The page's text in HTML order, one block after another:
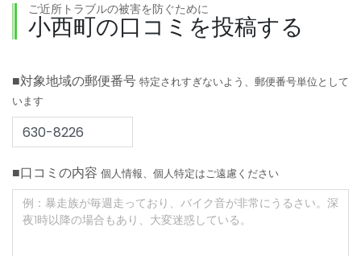
ご近所トラブルの被害を防ぐために
小西町の口コミを投稿する
■対象地域の郵便番号 特定されすぎないよう、郵便番号単位として
います
■口コミの内容 個人情報、個人特定はご遠慮ください